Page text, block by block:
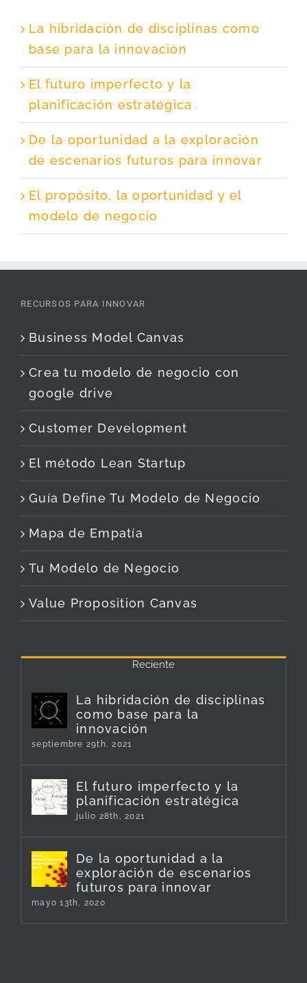
La hibridación de disciplinas como
base para la innovación
El futuro imperfecto y la
planificación estratégica
De la oportunidad a la exploración
de escenarios futuros para innovar
El propósito, la oportunidad y el
modelo de negocio
RECURSOS PARA INNOVAR
Business Model Canvas
Crea tu modelo de negocio con
google drive
Customer Development
El método Lean Startup
Guía Define Tu Modelo de Negocio
Mapa de Empatía
Tu Modelo de Negocio
Value Proposition Canvas
Reciente
La hibridación de disciplinas
como base para la
innovación
septiembre 29th, 2021
El futuro imperfecto y la
planificación estratégica
julio 28th, 2021
De la oportunidad a la
exploración de escenarios
futuros para innovar
mayo 13th, 2020